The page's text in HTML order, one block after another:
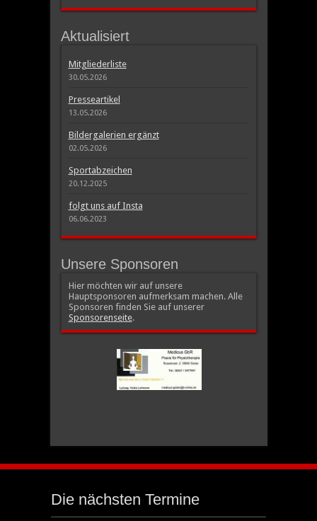
Aktualisiert
Mitgliederliste
30.05.2026
Presseartikel
13.05.2026
Bildergalerien ergänzt
02.05.2026
Sportabzeichen
20.12.2025
folgt uns auf Insta
06.06.2023
Unsere Sponsoren
Hier möchten wir auf unsere
Hauptsponsoren aufmerksam machen. Alle
Sponsoren finden Sie auf unserer
Sponsorenseite.
Die nächsten Termine